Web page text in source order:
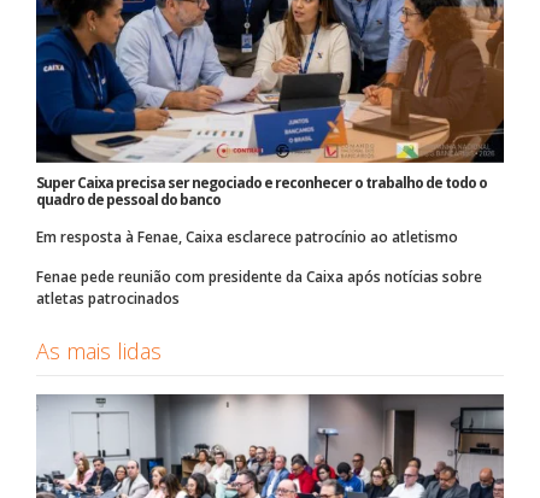
Super Caixa precisa ser negociado e reconhecer o trabalho de todo o
quadro de pessoal do banco
Em resposta à Fenae, Caixa esclarece patrocínio ao atletismo
Fenae pede reunião com presidente da Caixa após notícias sobre
atletas patrocinados
As mais lidas